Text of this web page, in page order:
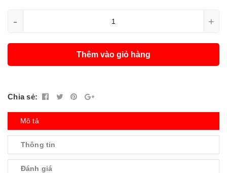
- +
Thêm vào giỏ hàng
Chia sẻ:
Mô tả
Thông tin
Đánh giá